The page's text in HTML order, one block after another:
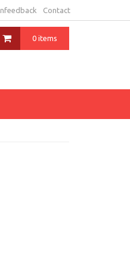
Contact
0 items